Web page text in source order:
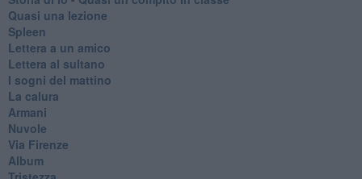
Quasi una lezione
Spleen
Lettera a un amico
Lettera al sultano
I sogni del mattino
La calura
Armani
Nuvole
Via Firenze
Album